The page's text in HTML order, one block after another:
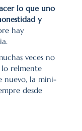
lo que uno
y
hay
veces no
lo relmente
nuevo, la mini-
desde